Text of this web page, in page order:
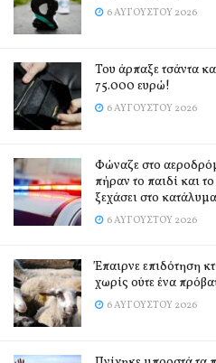
6 ΑΥΓΟΎΣΤΟΥ 2026
Του άρπαξε τσάντα
75.000 ευρώ!
6 ΑΥΓΟΎΣΤΟΥ 2026
Φώναζε στο
πήραν το παιδί και
ξεχάσει στο
6 ΑΥΓΟΎΣΤΟΥ 2026
Έπαιρνε επιδότηση
χωρίς ούτε ένα
6 ΑΥΓΟΎΣΤΟΥ 2026